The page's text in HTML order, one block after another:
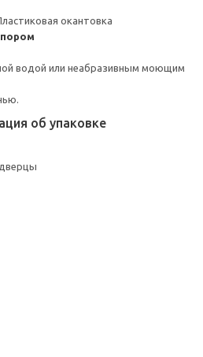
окантовка
водой или неабразивным моющим
об упаковке